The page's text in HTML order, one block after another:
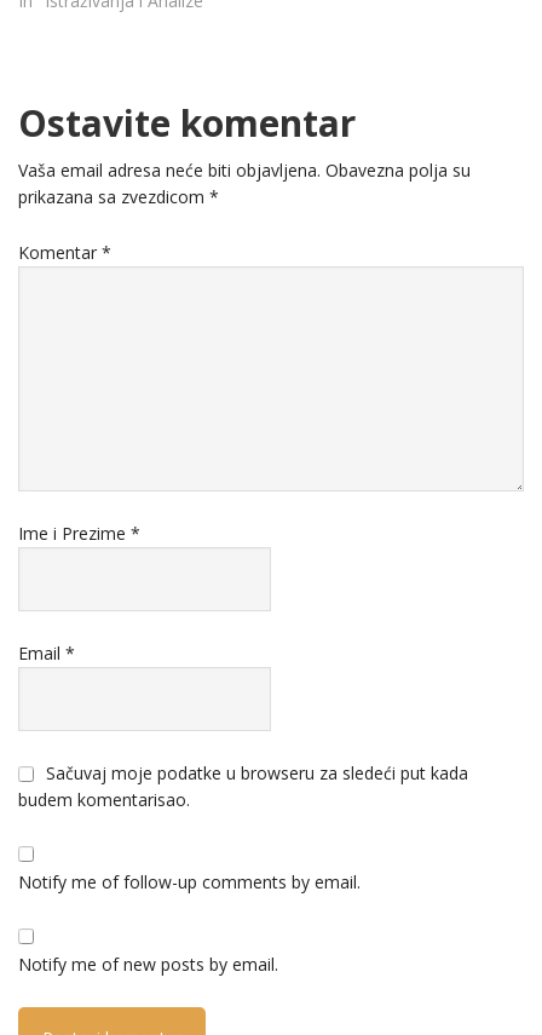
Ostavite komentar
Vaša email adresa neće biti objavljena. Obavezna polja su
prikazana sa zvezdicom *
Komentar *
Ime i Prezime *
Email *
Sačuvaj moje podatke u browseru za sledeći put kada
budem komentarisao.
Notify me of follow-up comments by email.
Notify me of new posts by email.